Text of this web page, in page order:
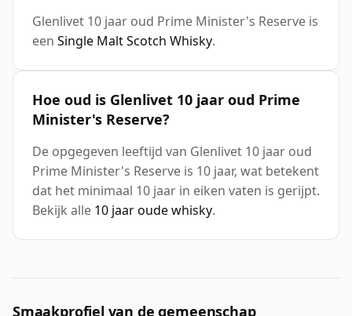
Glenlivet 10 jaar oud Prime Minister's Reserve is
een Single Malt Scotch Whisky.
Hoe oud is Glenlivet 10 jaar oud Prime
Minister's Reserve?
De opgegeven leeftijd van Glenlivet 10 jaar oud
Prime Minister's Reserve is 10 jaar, wat betekent
dat het minimaal 10 jaar in eiken vaten is gerijpt.
Bekijk alle 10 jaar oude whisky.
Smaakprofiel van de gemeenschap